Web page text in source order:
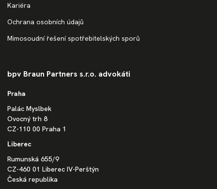
Kariéra
Ochrana osobních údajů
Mimosoudní řešení spotřebitelských sporů
bpv Braun Partners s.r.o. advokáti
Praha
Palác Myslbek
Ovocný trh 8
CZ-110 00 Praha 1
Liberec
Rumunská 655/9
CZ-460 01 Liberec IV-Perštýn
Česká republika